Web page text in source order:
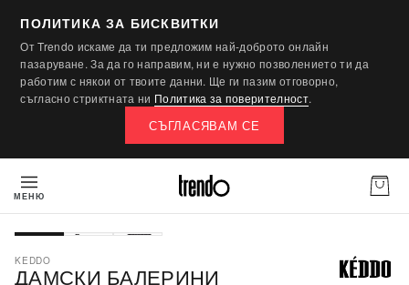
ПОЛИТИКА ЗА БИСКВИТКИ
От Trendo искаме да ти предложим най-доброто онлайн
пазаруване. За да го направим, ни е нужно позволението ти да
работим с някои от твоите данни. Ще ги пазим отговорно,
съгласно стриктната ни Политика за поверителност.
СЪГЛАСЯВАМ СЕ
МЕНЮ
KEDDO
ДАМСКИ БАЛЕРИНИ